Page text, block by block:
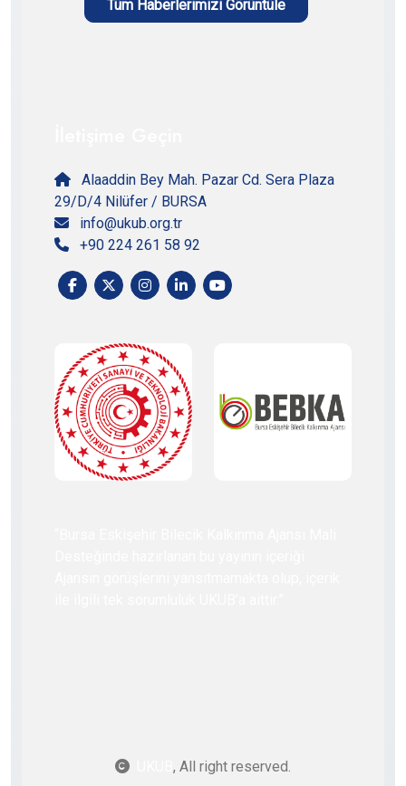
Tüm Haberlerimizi Görüntüle
Alaaddin Bey Mah. Pazar Cd. Sera Plaza
29/D/4 Nilüfer / BURSA
info@ukub.org.tr
+90 224 261 58 92
, All right reserved.